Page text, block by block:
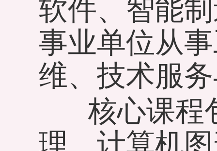
软件、智能
事业单位从
维、技术服
核心课程
理、计算机